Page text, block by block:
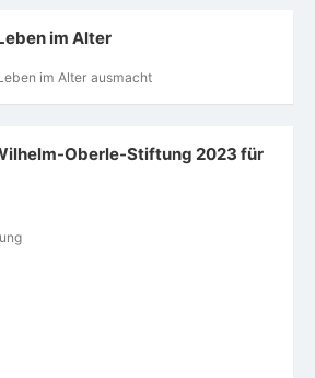
im Alter
im Alter ausmacht
Oberle-Stiftung 2023 für